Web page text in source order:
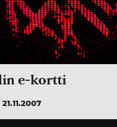
e-kortti
21.11.2007